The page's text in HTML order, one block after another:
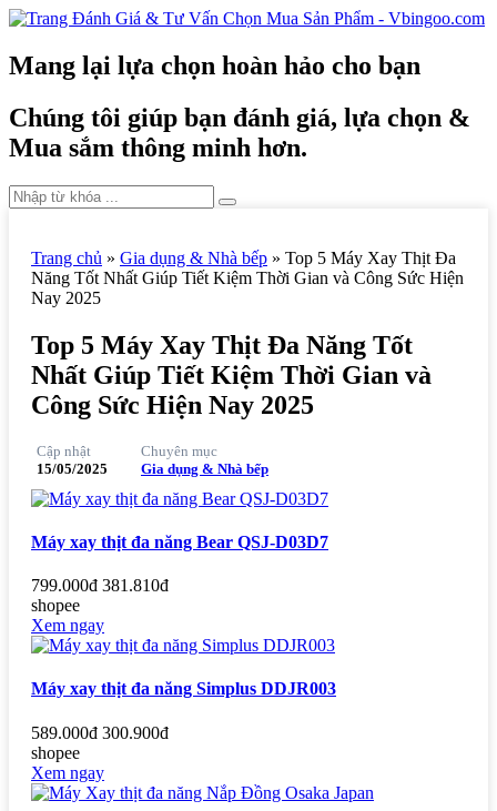
Mang lại lựa chọn hoàn hảo cho bạn
Chúng tôi giúp bạn đánh giá, lựa chọn &
Mua sắm thông minh hơn.
Trang chủ » Gia dụng & Nhà bếp » Top 5 Máy Xay Thịt Đa
Năng Tốt Nhất Giúp Tiết Kiệm Thời Gian và Công Sức Hiện
Nay 2025
Top 5 Máy Xay Thịt Đa Năng Tốt
Nhất Giúp Tiết Kiệm Thời Gian và
Công Sức Hiện Nay 2025
Cập nhật
15/05/2025
Chuyên mục
Gia dụng & Nhà bếp
Máy xay thịt đa năng Bear QSJ-D03D7
799.000đ 381.810đ
shopee
Xem ngay
Máy xay thịt đa năng Simplus DDJR003
589.000đ 300.900đ
shopee
Xem ngay